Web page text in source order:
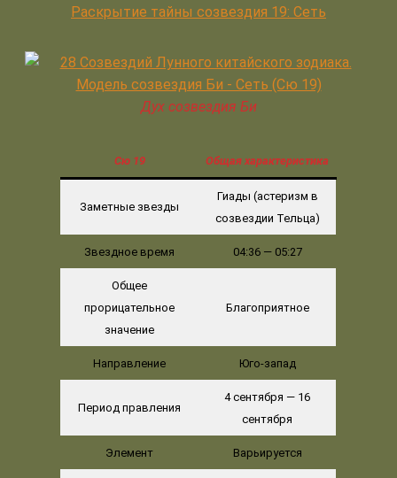
Раскрытие тайны созвездия 19: Сеть
Дух созвездия Би
Сю 19 Общая характеристика
Заметные звезды
Гиады (астеризм в
созвездии Тельца)
Звездное время 04:36 — 05:27
Общее
прорицательное
значение
Благоприятное
Направление Юго-запад
Период правления
4 сентября — 16
сентября
Элемент Варьируется